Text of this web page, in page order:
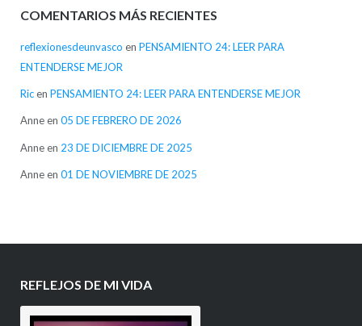
COMENTARIOS MÁS RECIENTES
reflexionesdeunvasco en PENSAMIENTO 24: LEER PARA
ENTENDERSE MEJOR
Ricen PENSAMIENTO 24: LEER PARA ENTENDERSE MEJOR
Anneen 05 DE FEBRERO DE 2026
Anneen 23 DE DICIEMBRE DE 2025
Anneen 01 DE NOVIEMBRE DE 2025
REFLEJOS DE MI VIDA